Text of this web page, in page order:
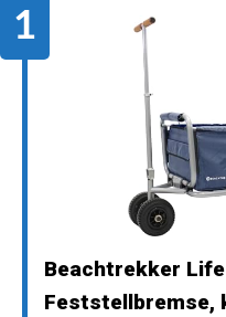
Beachtrekker
Feststellbremse,